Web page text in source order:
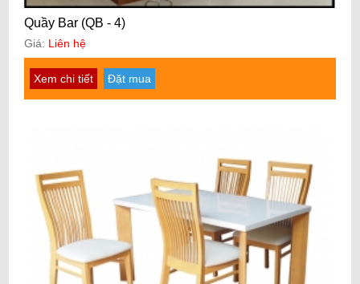
Quầy Bar (QB - 4)
Giá: Liên hệ
Xem chi tiết Đặt mua